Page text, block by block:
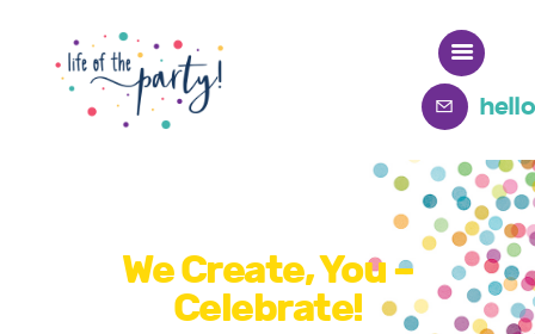
We Create, You –
Celebrate!